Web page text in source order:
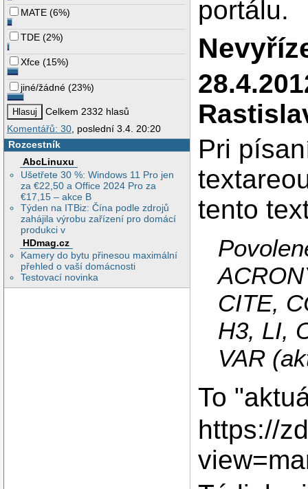
MATE (6%)
TDE (2%)
Xfce (15%)
jiné/žádné (23%)
Celkem 2332 hlasů
Komentářů: 30, poslední 3.4. 20:20
Rozcestník
AbcLinuxu
Ušetřete 30 %: Windows 11 Pro jen
za €22,50 a Office 2024 Pro za
€17,15 – akce B
Týden na ITBiz: Čína podle zdrojů
zahájila výrobu zařízení pro domácí
produkci v
HDmag.cz
Kamery do bytu přinesou maximální
přehled o vaší domácnosti
Testovací novinka
portálu.
Pri
tento
CITE,
H3, LI,
VAR
To
https://